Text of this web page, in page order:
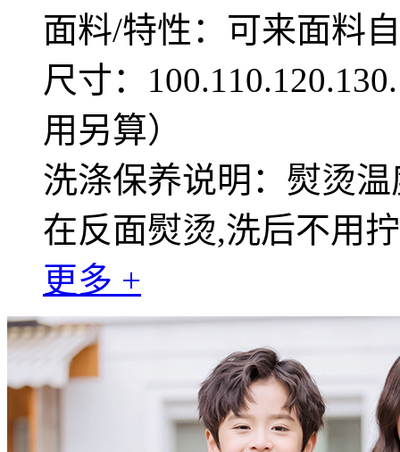
面料/特性：可来面料
尺寸：
用另算）
洗涤保养说明：熨烫
在反面熨烫,洗后不用
更多 +